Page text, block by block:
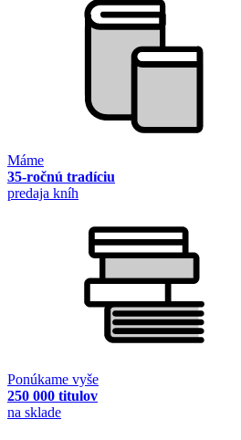
Máme
35-ročnú tradíciu
predaja kníh
Ponúkame vyše
250 000 titulov
na sklade